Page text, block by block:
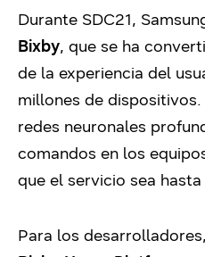
Durante SDC21,
Bixby, que se ha
de la experiencia del
millones de
redes neuronales
comandos en los
que el servicio sea
Para los